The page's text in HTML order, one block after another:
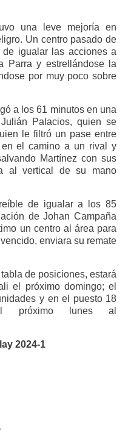
una leve mejoría en
Un centro pasado de
de igualar las acciones a
Parra y estrellándose la
por muy poco sobre
a los 61 minutos en una
Palacios, quien se
le filtró un pase entre
el camino a un rival y
Martínez con sus
al vertical de su mano
de igualar a los 85
de Johan Campaña
un centro al área para
enviara su remate
de posiciones, estará
el próximo domingo; el
y en el puesto 18
próximo lunes al
2024-1